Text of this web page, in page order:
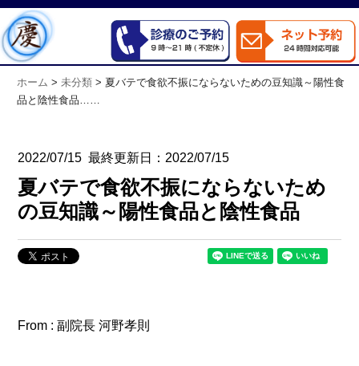
ホーム >未分類 > 夏バテで食欲不振にならないための豆知識～陽性食
品と陰性食品……
2022/07/15 最終更新日：2022/07/15
夏バテで食欲不振にならないため
の豆知識～陽性食品と陰性食品
From : 副院長 河野孝則